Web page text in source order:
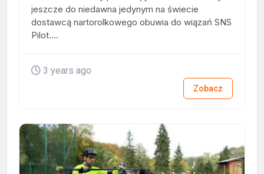
jeszcze do niedawna jedynym na świecie
dostawcą nartorolkowego obuwia do wiązań SNS
Pilot....
3 years ago
Zobacz